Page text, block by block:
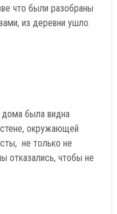
что были разобраны
из деревни ушло.
дома была видна
стене, окружающей
не только не
отказались, чтобы не